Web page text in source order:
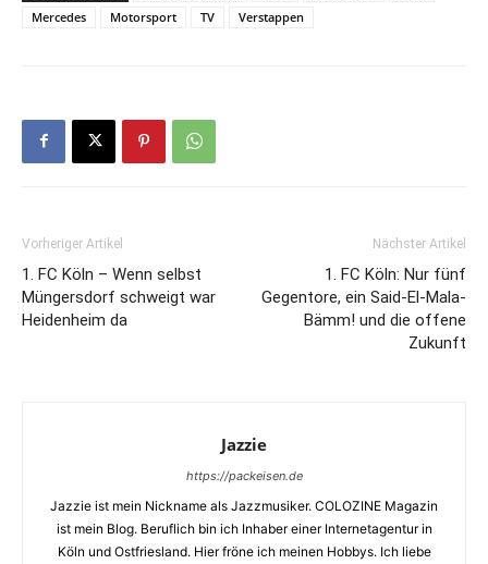
Mercedes
Motorsport TV Verstappen
Vorheriger Artikel
1. FC Köln – Wenn selbst
Müngersdorf schweigt war
Heidenheim da
Nächster Artikel
1. FC Köln: Nur fünf
Gegentore, ein Said-El-Mala-
Bämm! und die offene
Zukunft
Jazzie
https://packeisen.de
Jazzie ist mein Nickname als Jazzmusiker. COLOZINE Magazin
ist mein Blog. Beruflich bin ich Inhaber einer Internetagentur in
Köln und Ostfriesland. Hier fröne ich meinen Hobbys. Ich liebe